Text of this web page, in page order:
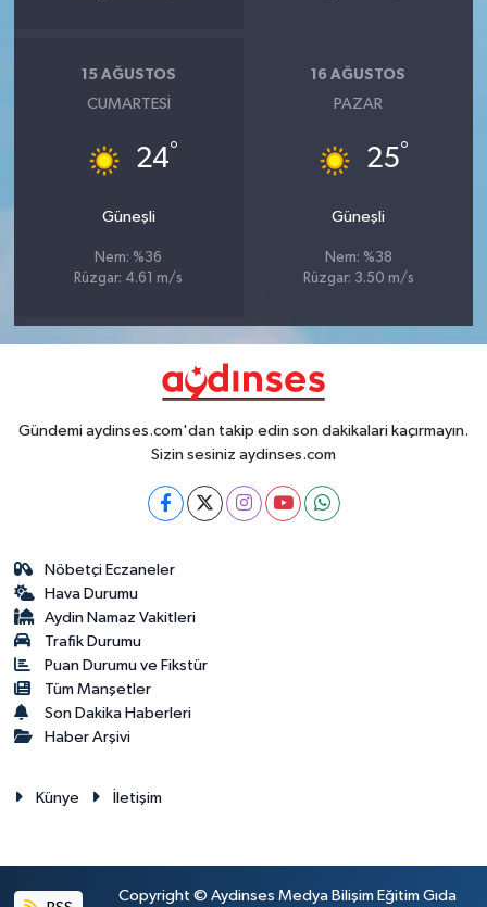
15 AĞUSTOS
CUMARTESI
24°
Güneşli
Nem: %36
Rüzgar: 4.61 m/s
16 AĞUSTOS
PAZAR
25°
Güneşli
Nem: %38
Rüzgar: 3.50 m/s
Gündemi aydinses.com'dan takip edin son dakikalari kaçırmayın.
Sizin sesiniz aydinses.com
Nöbetçi Eczaneler
Hava Durumu
Aydin Namaz Vakitleri
Trafik Durumu
Puan Durumu ve Fikstür
Tüm Manşetler
Son Dakika Haberleri
Haber Arşivi
Künye İletişim
Copyright © Aydinses Medya Bilişim Eğitim Gıda